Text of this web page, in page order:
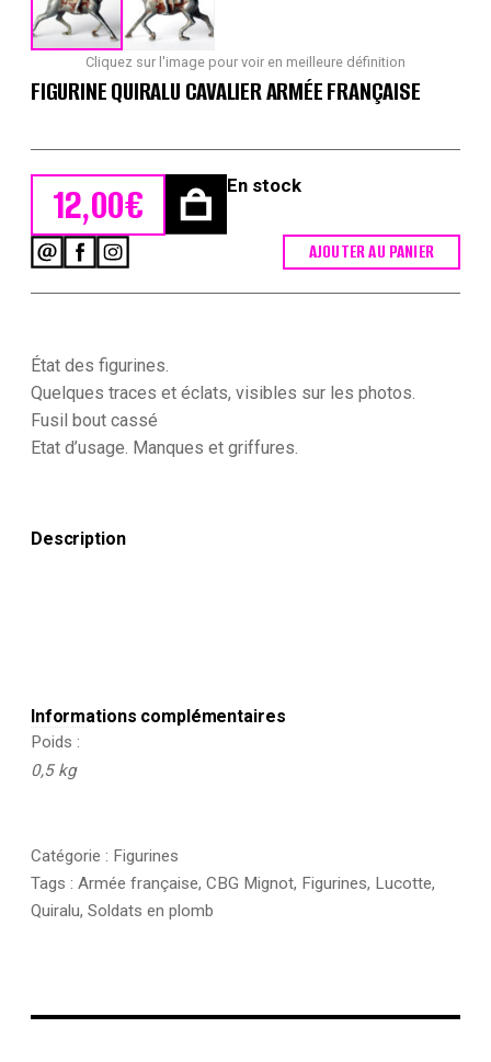
Cliquez sur l'image pour voir en meilleure définition
FIGURINE QUIRALU CAVALIER ARMÉE FRANÇAISE
12,00€ En stock
Armée
Française
AJOUTER AU PANIER
État des figurines.
Quelques traces et éclats, visibles sur les photos.
Fusil bout cassé
Etat d’usage. Manques et griffures.
Description
Informations complémentaires
Poids
0,5 kg
Catégorie : Figurines
Tags : Armée française, CBG Mignot, Figurines, Lucotte,
Quiralu, Soldats en plomb